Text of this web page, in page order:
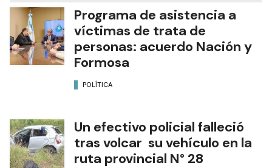
Programa de asistencia a
víctimas de trata de
personas: acuerdo Nación y
Formosa
POLÍTICA
Un efectivo policial falleció
tras volcar su vehículo en la
ruta provincial N° 28